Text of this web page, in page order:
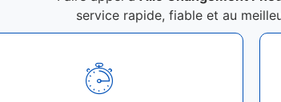
service rapide, fiable et au